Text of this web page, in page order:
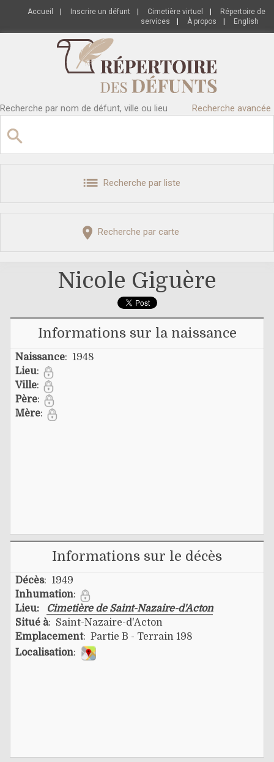
Accueil Inscrire un défunt Cimetière virtuel
Répertoire de
services
À propos English
Recherche par nom de défunt, ville ou lieu Recherche avancée
Recherche par liste
Recherche par carte
Nicole Giguère
Informations sur la naissance
Naissance: 1948
Lieu:
Ville:
Père:
Mère:
Informations sur le décès
Décès: 1949
Inhumation:
Lieu:
Cimetière de Saint-Nazaire-d'Acton
Situé à: Saint-Nazaire-d'Acton
Emplacement: Partie B - Terrain 198
Localisation: